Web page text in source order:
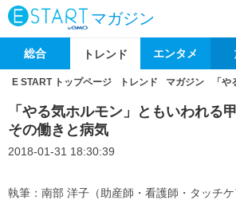
マガジン
総合 トレンド エンタメ
E START トップページ トレンド マガジン 「
「やる気ホルモン」ともいわれる
その働きと病気
2018-01-31 18:30:39
執筆：南部 洋子（助産師・看護師・タッチケ